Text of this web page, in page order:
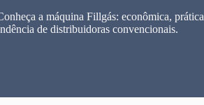
a máquina Fillgás: econômica, prática
de distribuidoras convencionais.